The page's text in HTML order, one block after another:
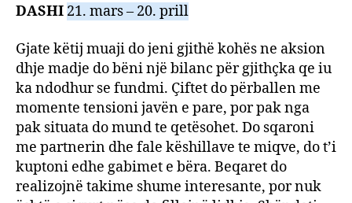
DASHI 21. mars – 20. prill
Gjate këtij muaji do jeni gjithë kohës ne aksion
dhje madje do bëni një bilanc për gjithçka qe iu
ka ndodhur se fundmi. Çiftet do përballen me
momente tensioni javën e pare, por pak nga
pak situata do mund te qetësohet. Do sqaroni
me partnerin dhe fale këshillave te miqve, do t’i
kuptoni edhe gabimet e bëra. Beqaret do
realizojnë takime shume interesante, por nuk